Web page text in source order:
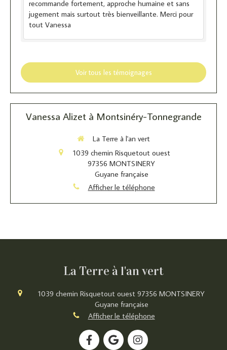
recommande fortement, approche humaine et sans
jugement mais surtout très bienveillante. Merci pour
tout Vanessa
Voir tous les témoignages
Vanessa Alizet à Montsinéry-Tonnegrande
La Terre à l'an vert
1039 chemin Risquetout ouest
97356 MONTSINERY
Guyane française
Afficher le téléphone
La Terre à l'an vert
1039 chemin Risquetout ouest 97356 MONTSINERY
Guyane française
Afficher le téléphone